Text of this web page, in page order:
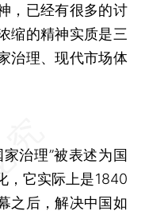
已经有很多的讨
缩的精神实质是三
治理、现代市场体
治理”被表述为国
，它实际上是1840
之后，解决中国如